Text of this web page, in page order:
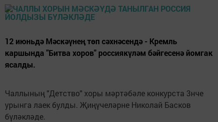
12 июньдә Мәскәүнең төп сәхнәсендә - Кремль
каршында "Битва хоров" россиякүләм бәйгесенә йомгак
ясалды.
Чаллының "Детство" хоры мәртәбәле конкурста 3нче
урынга лаек булды. Җиңүчеләрне Николай Басков
бүләкләде.